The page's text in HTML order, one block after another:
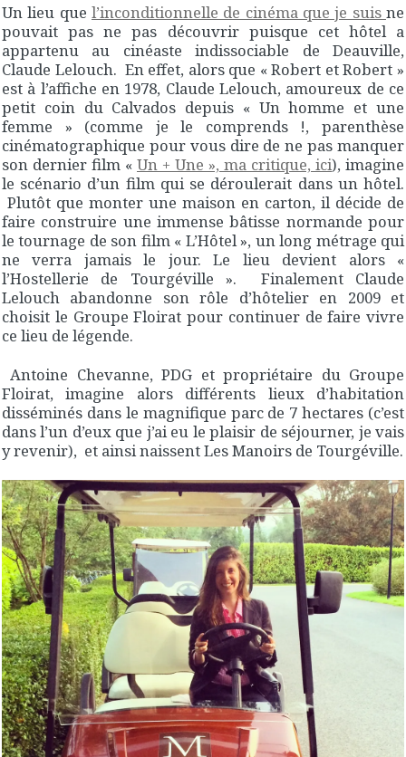
Un lieu que l’inconditionnelle de cinéma que je suis ne
pouvait pas ne pas découvrir puisque cet hôtel a
appartenu au cinéaste indissociable de Deauville,
Claude Lelouch. En effet, alors que « Robert et Robert »
est à l’affiche en 1978, Claude Lelouch, amoureux de ce
petit coin du Calvados depuis « Un homme et une
femme » (comme je le comprends !, parenthèse
cinématographique pour vous dire de ne pas manquer
son dernier film « Un + Une », ma critique, ici), imagine
le scénario d’un film qui se déroulerait dans un hôtel.
Plutôt que monter une maison en carton, il décide de
faire construire une immense bâtisse normande pour
le tournage de son film « L’Hôtel », un long métrage qui
ne verra jamais le jour. Le lieu devient alors «
l’Hostellerie de Tourgéville ». Finalement Claude
Lelouch abandonne son rôle d’hôtelier en 2009 et
choisit le Groupe Floirat pour continuer de faire vivre
ce lieu de légende.
Antoine Chevanne, PDG et propriétaire du Groupe
Floirat, imagine alors différents lieux d’habitation
disséminés dans le magnifique parc de 7 hectares (c’est
dans l’un d’eux que j’ai eu le plaisir de séjourner, je vais
y revenir), et ainsi naissent Les Manoirs de Tourgéville.